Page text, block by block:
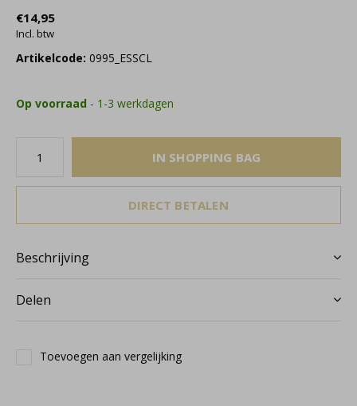
€14,95
Incl. btw
Artikelcode: 0995_ESSCL
Op voorraad - 1-3 werkdagen
IN SHOPPING BAG
DIRECT BETALEN
Beschrijving
Delen
Toevoegen aan vergelijking